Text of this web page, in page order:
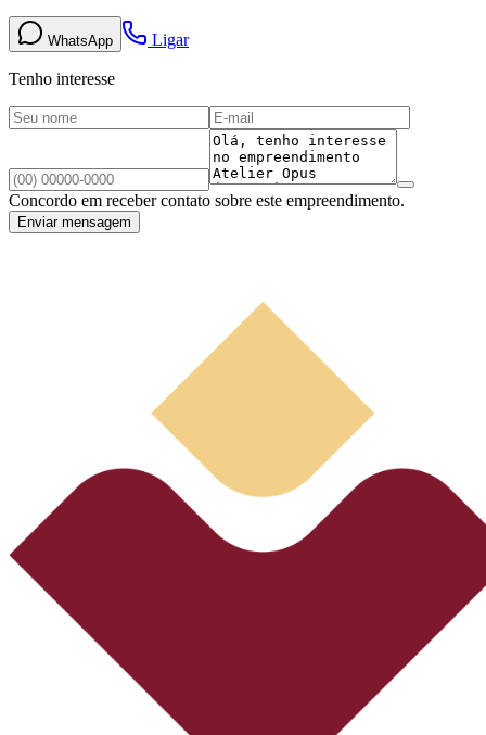
WhatsApp Ligar
Tenho interesse
Concordo em receber contato sobre este empreendimento.
Enviar mensagem